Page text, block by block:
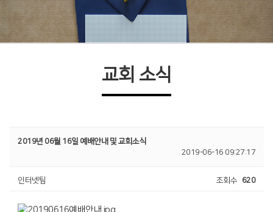
교회 소식
2019년 06월 16일 예배안내 및 교회소식
2019-06-16 09:27:17
인터넷팀 조회수 620